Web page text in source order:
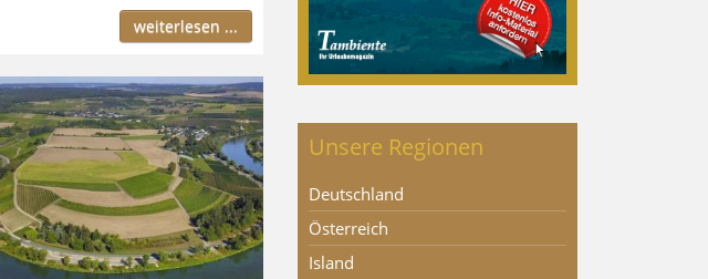
weiterlesen ...
Unsere Regionen
Deutschland
Österreich
Island